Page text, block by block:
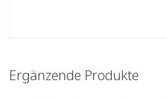
Ergänzende Produkte